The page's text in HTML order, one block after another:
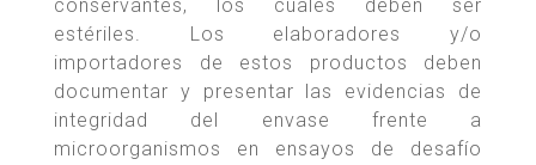
conservantes, los cuales deben ser
estériles. Los elaboradores y/o
importadores de estos productos deben
documentar y presentar las evidencias de
integridad del envase frente a
microorganismos en ensayos de desafío